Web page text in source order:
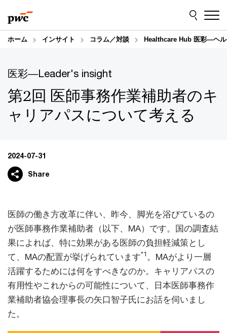
to
content
to
footer
ホーム インサイト コラム／対談 Healthcare Hub 医彩―ヘ
医彩―Leader's insight
第2回 医師事務作業補助者のキ
ャリアパスについて考える
2024-07-31
Share
医師の働き方改革に伴い、昨今、脚光を浴びているの
が医師事務作業補助者（以下、MA）です。国の調査結
果によれば、特に効果がある医師の負担軽減策とし
て、MAの配置が挙げられています*1。MAがより一層
活躍するためには何をすべきなのか。キャリアパスの
有用性やこれからの可能性について、日本医師事務作
業補助者協会理事長の矢口智子氏にお話を伺いまし
た。